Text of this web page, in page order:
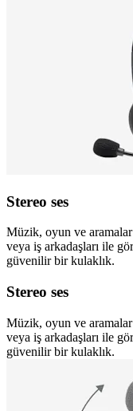
Stereo ses
Müzik, oyun ve aramalar
veya iş arkadaşları ile
güvenilir bir kulaklık.
Stereo ses
Müzik, oyun ve aramalar
veya iş arkadaşları ile
güvenilir bir kulaklık.